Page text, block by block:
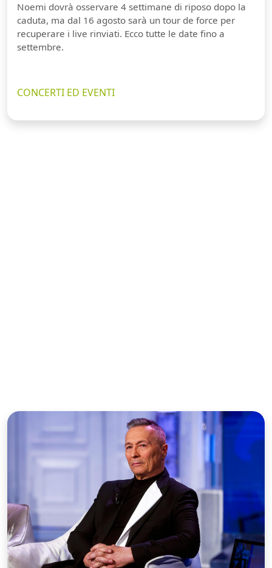
Noemi dovrà osservare 4 settimane di riposo dopo la
caduta, ma dal 16 agosto sarà un tour de force per
recuperare i live rinviati. Ecco tutte le date fino a
settembre.
CONCERTI ED EVENTI